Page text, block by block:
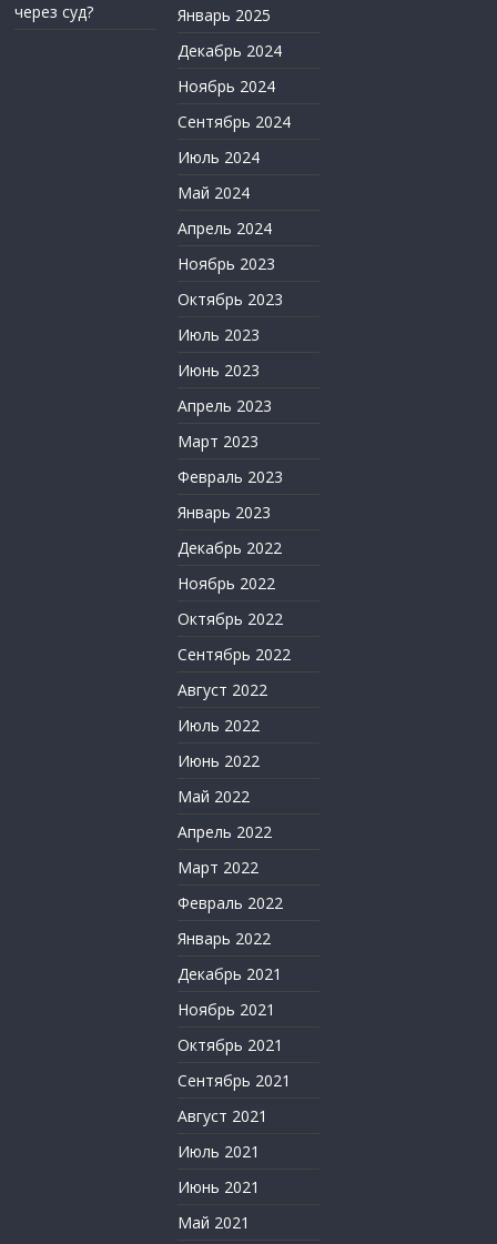
через суд?
Январь 2025
Декабрь 2024
Ноябрь 2024
Сентябрь 2024
Июль 2024
Май 2024
Апрель 2024
Ноябрь 2023
Октябрь 2023
Июль 2023
Июнь 2023
Апрель 2023
Март 2023
Февраль 2023
Январь 2023
Декабрь 2022
Ноябрь 2022
Октябрь 2022
Сентябрь 2022
Август 2022
Июль 2022
Июнь 2022
Май 2022
Апрель 2022
Март 2022
Февраль 2022
Январь 2022
Декабрь 2021
Ноябрь 2021
Октябрь 2021
Сентябрь 2021
Август 2021
Июль 2021
Июнь 2021
Май 2021